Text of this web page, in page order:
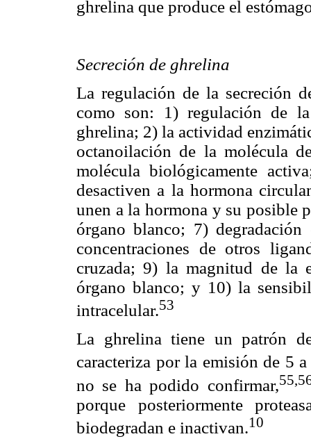
ghrelina que produce el
Secreción de ghrelina
La regulación de la secreción
como son: 1) regulación de
ghrelina; 2) la actividad
octanoilación de la molécula
molécula biológicamente
desactiven a la hormona
unen a la hormona y su posible
órgano blanco; 7)
concentraciones de otros
cruzada; 9) la magnitud de la
órgano blanco; y 10) la
intracelular.53
La ghrelina tiene un patrón
caracteriza por la emisión de 5
no se ha podido confirmar,55,
porque posteriormente
biodegradan e inactivan.10